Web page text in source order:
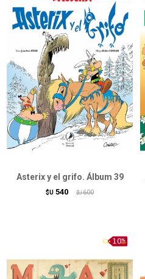
Asterix y el grifo. Álbum 39
$U 540 $U 600